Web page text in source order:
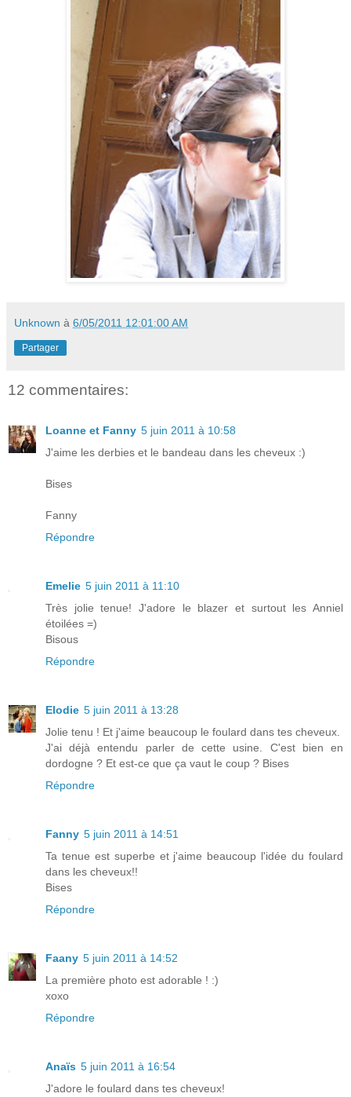
Unknown à 6/05/2011 12:01:00 AM
Partager
12 commentaires:
Loanne et Fanny 5 juin 2011 à 10:58
J'aime les derbies et le bandeau dans les cheveux :)
Bises
Fanny
Répondre
Emelie 5 juin 2011 à 11:10
Très jolie tenue! J'adore le blazer et surtout les Anniel
étoilées =)
Bisous
Répondre
Elodie 5 juin 2011 à 13:28
Jolie tenu ! Et j'aime beaucoup le foulard dans tes cheveux.
J'ai déjà entendu parler de cette usine. C'est bien en
dordogne ? Et est-ce que ça vaut le coup ? Bises
Répondre
Fanny 5 juin 2011 à 14:51
Ta tenue est superbe et j'aime beaucoup l'idée du foulard
dans les cheveux!!
Bises
Répondre
Faany 5 juin 2011 à 14:52
La première photo est adorable ! :)
xoxo
Répondre
Anaïs 5 juin 2011 à 16:54
J'adore le foulard dans tes cheveux!